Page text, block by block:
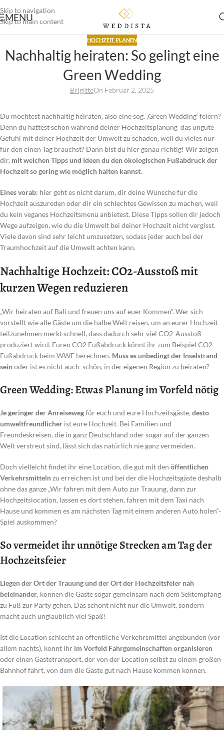
Skip to navigation
Skip to main content
MENU
HOCHZEIT PLANEN
Nachhaltig heiraten: So gelingt eine
Green Wedding
BrigitteOn Februar 2, 2025
Du möchtest nachhaltig heiraten, also eine sog. ‚Green Wedding‘ feiern?
Denn du hattest schon während deiner Hochzeitsplanung das ungute
Gefühl mit deiner Hochzeit der Umwelt zu schaden, weil du vieles nur
für den einen Tag brauchst? Dann bist du hier genau richtig! Wir zeigen
dir, mit welchen Tipps und Ideen du den ökologischen Fußabdruck der
Hochzeit so gering wie möglich halten kannst.
Eines vorab: hier geht es nicht darum, dir deine Wünsche für die
Hochzeit auszureden oder dir ein schlechtes Gewissen zu machen, weil
du kein veganes Hochzeitsmenü anbietest. Diese Tipps sollen dir jedoch
Wege aufzeigen, wie du die Umwelt bei deiner Hochzeit nicht vergisst.
Viele davon sind sehr leicht umzusetzen, sodass jeder auch bei der
Traumhochzeit auf die Umwelt achten kann.
Nachhaltige Hochzeit: CO2-Ausstoß mit
kurzen Wegen reduzieren
„Wir heiraten auf Bali und freuen uns auf euer Kommen“. Wer sich
vorstellt wie alle Gäste um die halbe Welt reisen, um an eurer Hochzeit
teilzunehmen merkt schnell, dass dadurch sehr viel CO2-Ausstoß
produziert wird. Euren CO2 Fußabdruck könnt ihr zum Beispiel CO2
Fußabdruck beim WWF berechnen. Muss es unbedingt der Inselstrand
seinoder ist es nicht auch schön, in der eigenen Region zu heiraten?
Green Wedding: Etwas Planung im Vorfeld nötig
Je geringer der Anreisewegfür euch und eure Hochzeitsgäste, desto
umweltfreundlicher ist eure Hochzeit. Bei Familien und
Freundeskreisen, die in ganz Deutschland oder sogar auf der ganzen
Welt verstreut sind, lässt sich das natürlich nie ganz vermeiden.
Doch vielleicht findet ihr eine Location, die gut mit den öffentlichen
Verkehrsmittelnzu erreichen ist und bei der die Hochzeitsgäste deshalb
ohne das ganze „Wir fahren mit dem Auto zur Trauung, dann zur
Hochzeitslocation, lassen es dort stehen, fahren mit dem Taxi nach
Hause und kommen es am nächsten Tag mit einem anderen Auto holen“-
Spiel auskommen?
So vermeidet ihr unnötige Strecken am Tag der
Hochzeitsfeier
Liegen der Ort der Trauung und der Ort der Hochzeitsfeier nah
beieinander, können die Gäste sogar gemeinsam nach dem Sektempfang
zu Fuß zur Party gehen. Das schont nicht nur die Umwelt, sondern
macht auch unglaublich viel Spaß!
Ist die Location schlecht an öffentliche Verkehrsmittel angebunden (vor
allem nachts), könnt ihr im Vorfeld Fahrgemeinschaften organisieren
oder einen Gästetransport, der von der Location selbst zu einem großen
Bahnhof fährt, von dem die Gäste gut nach Hause kommen können.